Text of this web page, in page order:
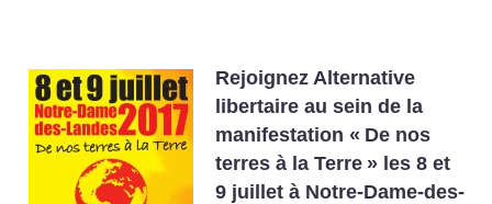
Rejoignez Alternative
libertaire au sein de la
manifestation « De nos
terres à la Terre » les 8 et
9 juillet à Notre-Dame-des-